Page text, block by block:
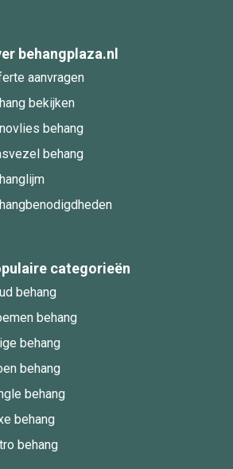
behangplaza.nl
aanvragen
bekijken
behang
behang
categorieën
behang
behang
behang
behang
behang
behang
behang